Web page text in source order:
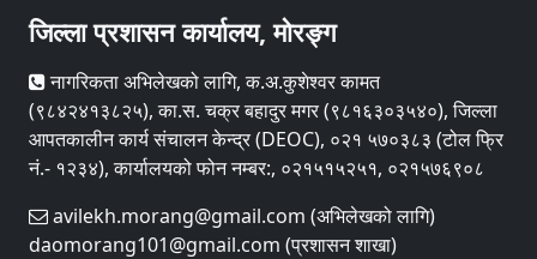
जिल्ला प्रशासन कार्यालय, मोरङ्ग
नागरिकता अभिलेखको लागि, क.अ.कुशेश्वर कामत
(९८४२४१३८२५), का.स. चक्र बहादुर मगर (९८१६३०३५४०), जिल्ला
आपतकालीन कार्य संचालन केन्द्र (DEOC), ०२१ ५७०३८३ (टोल फ्रि
नं.- १२३४), कार्यालयको फोन नम्बर:, ०२१५१५२५१, ०२१५७६९०८
avilekh.morang@gmail.com (अभिलेखको लागि)
daomorang101@gmail.com (प्रशासन शाखा)